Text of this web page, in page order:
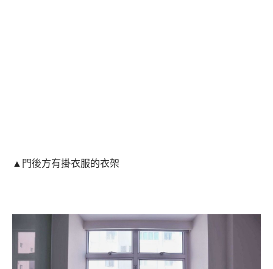
▲門後方有掛衣服的衣架